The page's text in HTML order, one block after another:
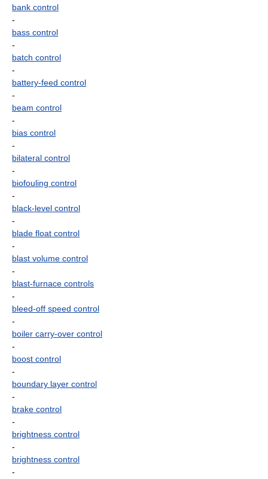
bank control
-
bass control
-
batch control
-
battery-feed control
-
beam control
-
bias control
-
bilateral control
-
biofouling control
-
black-level control
-
blade float control
-
blast volume control
-
blast-furnace controls
-
bleed-off speed control
-
boiler carry-over control
-
boost control
-
boundary layer control
-
brake control
-
brightness control
-
brightness control
-